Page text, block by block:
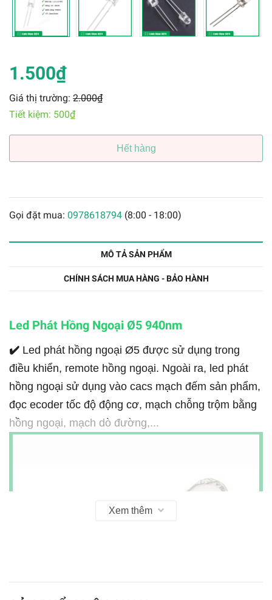
1.500₫
Giá thị trường: 2.000₫
Tiết kiệm: 500₫
Hết hàng
Gọi đặt mua: 0978618794 (8:00 - 18:00)
MÔ TẢ SẢN PHẨM
CHÍNH SÁCH MUA HÀNG - BẢO HÀNH
Led Phát Hồng Ngoại Ø5 940nm
✔️ Led phát hồng ngoại Ø5 được sử dụng trong
điều khiển, remote hồng ngoại. Ngoài ra, led phát
hồng ngoại sử dụng vào cacs mạch đếm sản phẩm,
đọc ecoder tốc độ động cơ, mạch chỗng trộm bằng
hồng ngoại, mạch dò đường,...
Xem thêm